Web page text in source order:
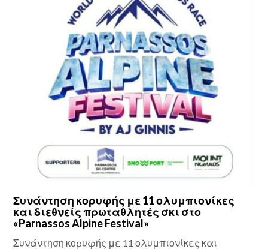
Συνάντηση κορυφής με 11 ολυμπιονίκες
και διεθνείς πρωταθλητές σκι στο
«Parnassos Alpine Festival»
Συνάντηση κορυφής με 11 ολυμπιονίκες και